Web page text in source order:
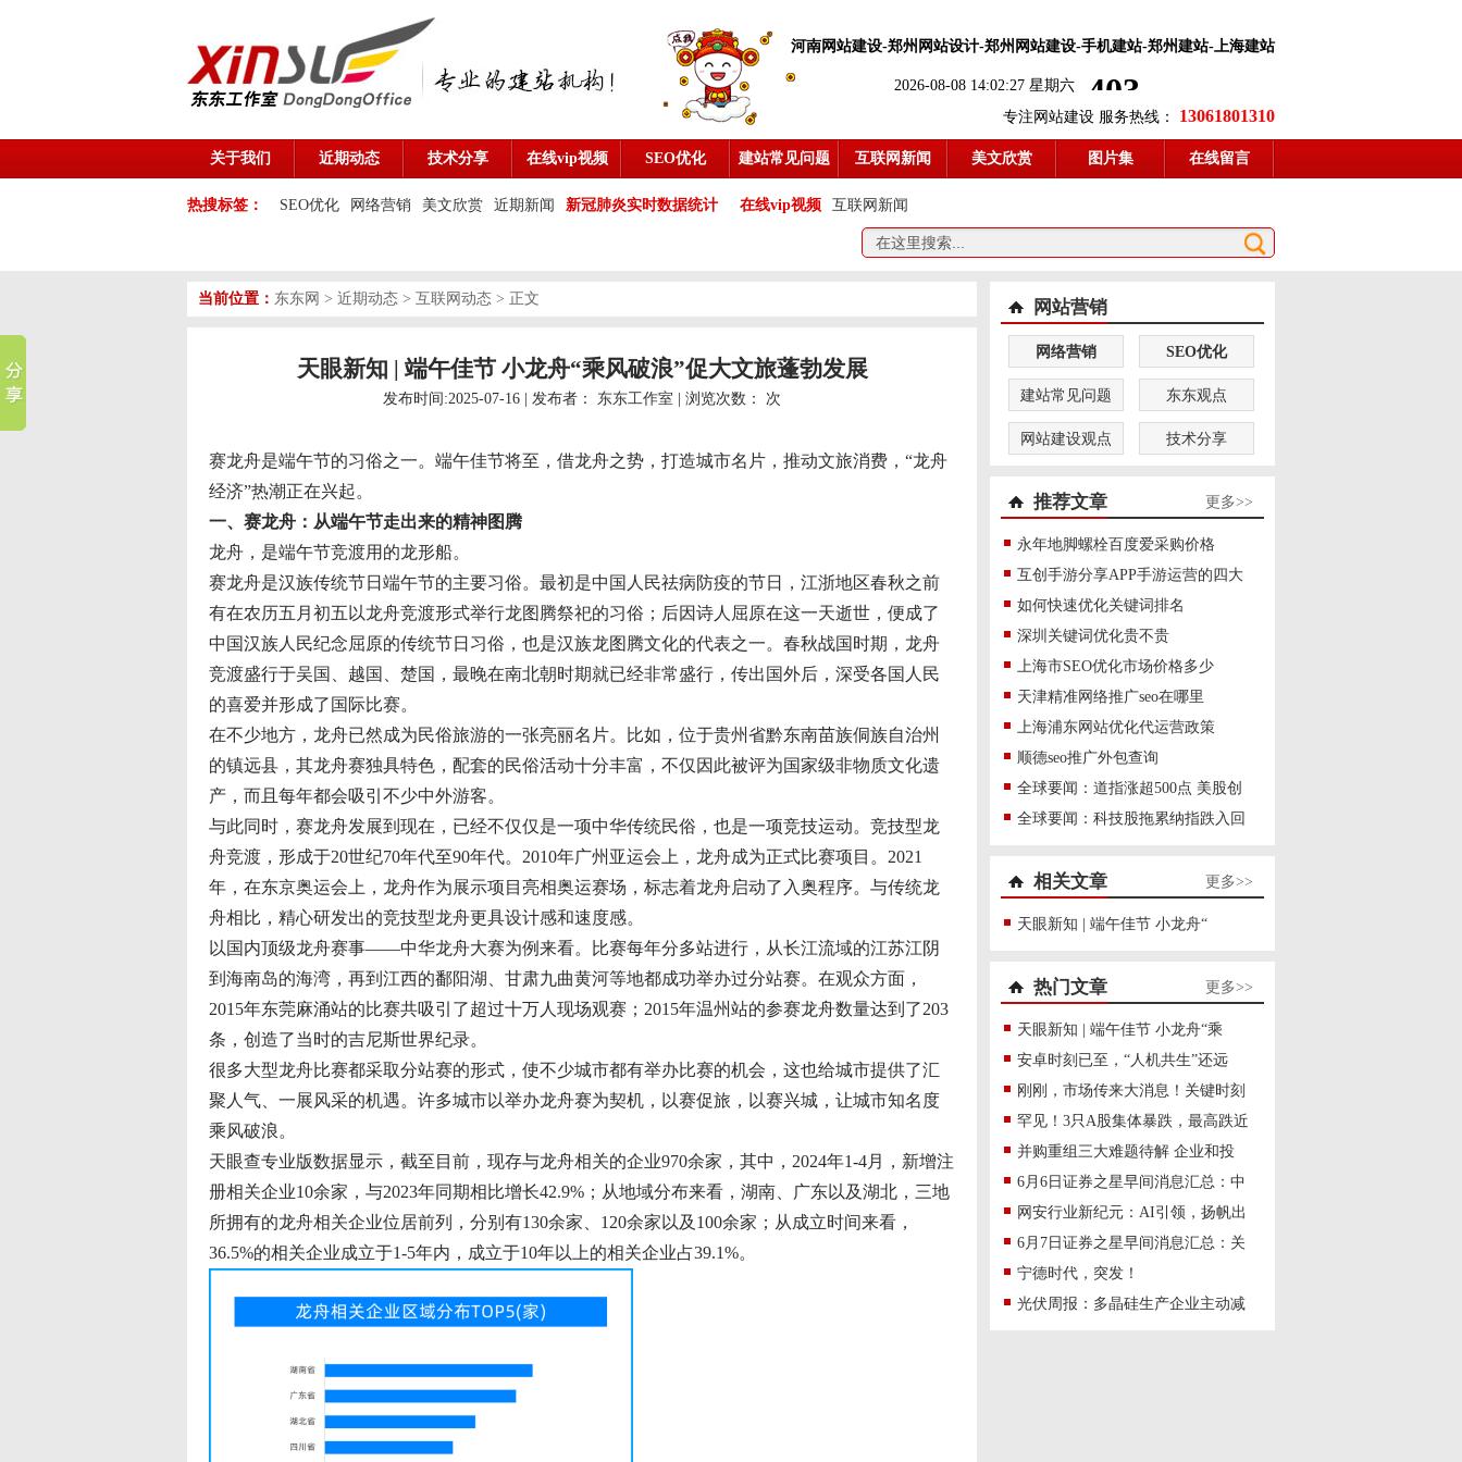
河南网站建设-郑州网站设计-郑州网站建设-手机建站-郑州建站-上海建站
2026-08-08 14:02:27 星期六
专注网站建设 服务热线： 13061801310
关于我们 近期动态 技术分享 在线vip视频 SEO优化 建站常见问题 互联网新闻 美文欣赏 图片集 在线留言
热搜标签： SEO优化 网络营销 美文欣赏 近期新闻 新冠肺炎实时数据统计 在线vip视频 互联网新闻
当前位置： 东东网 > 近期动态 > 互联网动态 > 正文
天眼新知 | 端午佳节 小龙舟“乘风破浪”促大文旅蓬勃发展
发布时间:2025-07-16 | 发布者： 东东工作室 | 浏览次数： 次
赛龙舟是端午节的习俗之一。端午佳节将至，借龙舟之势，打造城市名片，推动文旅消费，“龙舟
经济”热潮正在兴起。
一、赛龙舟：从端午节走出来的精神图腾
龙舟，是端午节竞渡用的龙形船。
赛龙舟是汉族传统节日端午节的主要习俗。最初是中国人民祛病防疫的节日，江浙地区春秋之前
有在农历五月初五以龙舟竞渡形式举行龙图腾祭祀的习俗；后因诗人屈原在这一天逝世，便成了
中国汉族人民纪念屈原的传统节日习俗，也是汉族龙图腾文化的代表之一。春秋战国时期，龙舟
竞渡盛行于吴国、越国、楚国，最晚在南北朝时期就已经非常盛行，传出国外后，深受各国人民
的喜爱并形成了国际比赛。
在不少地方，龙舟已然成为民俗旅游的一张亮丽名片。比如，位于贵州省黔东南苗族侗族自治州
的镇远县，其龙舟赛独具特色，配套的民俗活动十分丰富，不仅因此被评为国家级非物质文化遗
产，而且每年都会吸引不少中外游客。
与此同时，赛龙舟发展到现在，已经不仅仅是一项中华传统民俗，也是一项竞技运动。竞技型龙
舟竞渡，形成于20世纪70年代至90年代。2010年广州亚运会上，龙舟成为正式比赛项目。2021
年，在东京奥运会上，龙舟作为展示项目亮相奥运赛场，标志着龙舟启动了入奥程序。与传统龙
舟相比，精心研发出的竞技型龙舟更具设计感和速度感。
以国内顶级龙舟赛事——中华龙舟大赛为例来看。比赛每年分多站进行，从长江流域的江苏江阴
到海南岛的海湾，再到江西的鄱阳湖、甘肃九曲黄河等地都成功举办过分站赛。在观众方面，
2015年东莞麻涌站的比赛共吸引了超过十万人现场观赛；2015年温州站的参赛龙舟数量达到了203
条，创造了当时的吉尼斯世界纪录。
很多大型龙舟比赛都采取分站赛的形式，使不少城市都有举办比赛的机会，这也给城市提供了汇
聚人气、一展风采的机遇。许多城市以举办龙舟赛为契机，以赛促旅，以赛兴城，让城市知名度
乘风破浪。
天眼查专业版数据显示，截至目前，现存与龙舟相关的企业970余家，其中，2024年1-4月，新增注
册相关企业10余家，与2023年同期相比增长42.9%；从地域分布来看，湖南、广东以及湖北，三地
所拥有的龙舟相关企业位居前列，分别有130余家、120余家以及100余家；从成立时间来看，
36.5%的相关企业成立于1-5年内，成立于10年以上的相关企业占39.1%。
网站营销
网络营销 SEO优化
建站常见问题 东东观点
网站建设观点 技术分享
推荐文章 更多>>
永年地脚螺栓百度爱采购价格
互创手游分享APP手游运营的四大
如何快速优化关键词排名
深圳关键词优化贵不贵
上海市SEO优化市场价格多少
天津精准网络推广seo在哪里
上海浦东网站优化代运营政策
顺德seo推广外包查询
全球要闻：道指涨超500点 美股创
全球要闻：科技股拖累纳指跌入回
相关文章 更多>>
天眼新知 | 端午佳节 小龙舟“
热门文章 更多>>
天眼新知 | 端午佳节 小龙舟“乘
安卓时刻已至，“人机共生”还远
刚刚，市场传来大消息！关键时刻
罕见！3只A股集体暴跌，最高跌近
并购重组三大难题待解 企业和投
6月6日证券之星早间消息汇总：中
网安行业新纪元：AI引领，扬帆出
6月7日证券之星早间消息汇总：关
宁德时代，突发！
光伏周报：多晶硅生产企业主动减